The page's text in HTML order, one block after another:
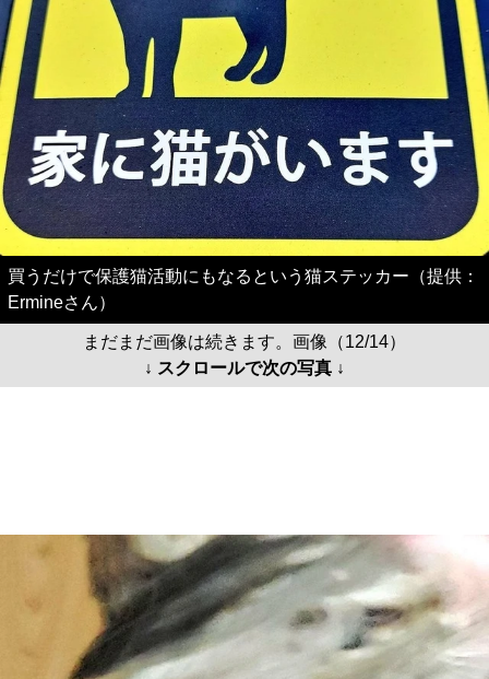
買うだけで保護猫活動にもなるという猫ステッカー（提供：
Ermineさん）
まだまだ画像は続きます。画像（12/14）
↓ スクロールで次の写真 ↓